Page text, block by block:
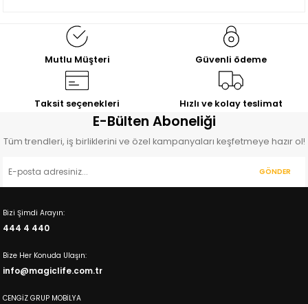
Mutlu Müşteri Güvenli ödeme
Taksit seçenekleri Hızlı ve kolay teslimat
E-Bülten Aboneliği
Tüm trendleri, iş birliklerini ve özel kampanyaları keşfetmeye hazır ol!
GÖNDER
Bizi Şimdi Arayın:
444 4 440
Bize Her Konuda Ulaşın:
info@magiclife.com.tr
CENGİZ GRUP MOBİLYA